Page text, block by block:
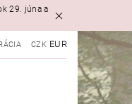
29. júna a
CZK EUR